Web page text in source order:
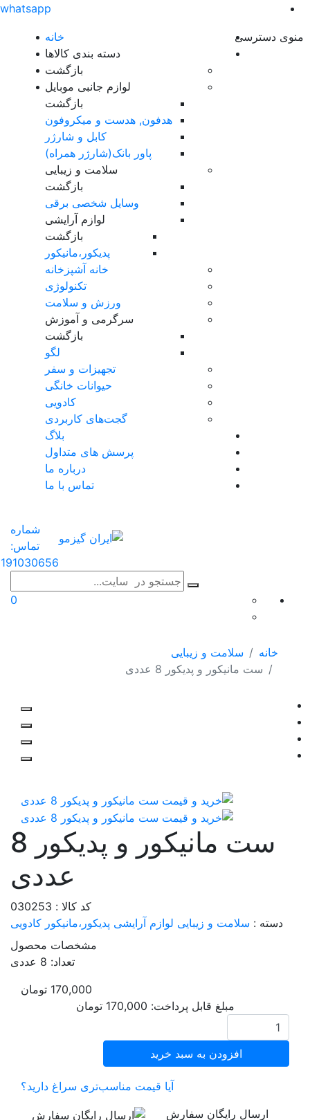
whatsapp
منوی دسترسی
خانه
دسته بندی کالاها
بازگشت
لوازم جانبی موبایل
بازگشت
هدفون, هدست و میکروفون
کابل و شارژر
پاور بانک(شارژر همراه)
سلامت و زیبایی
بازگشت
وسایل شخصی برقی
لوازم آرایشی
بازگشت
پدیکور،مانیکور
خانه آشپزخانه
تکنولوژی
ورزش و سلامت
سرگرمی و آموزش
بازگشت
لگو
تجهیزات و سفر
حیوانات خانگی
کادویی
گجت‌های کاربردی
بلاگ
پرسش های متداول
درباره ما
تماس با ما
شماره
تماس:
0
خانه
سلامت و زیبایی
ست مانیکور و پدیکور 8 عددی
ست مانیکور و پدیکور 8
عددی
کد کالا : 030253
دسته : سلامت و زیبایی لوازم آرایشی پدیکور،مانیکور کادویی
مشخصات محصول
تعداد: 8 عددی
170,000 تومان
مبلغ قابل پرداخت: 170,000 تومان
افزودن به سبد خرید
آیا قیمت مناسب‌تری سراغ دارید؟
ارسال رایگان سفارش